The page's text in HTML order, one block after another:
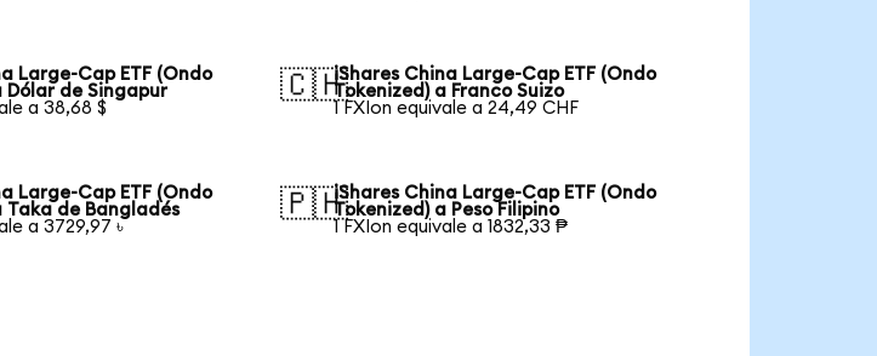
Large-Cap ETF (Ondo
Dólar de Singapur
a 38,68 $
🇨🇭iShares China Large-Cap ETF (Ondo
Tokenized) a Franco Suizo
1 FXIon equivale a 24,49 CHF
Large-Cap ETF (Ondo
Taka de Bangladés
a 3729,97 ৳
🇵🇭iShares China Large-Cap ETF (Ondo
Tokenized) a Peso Filipino
1 FXIon equivale a 1832,33 ₱